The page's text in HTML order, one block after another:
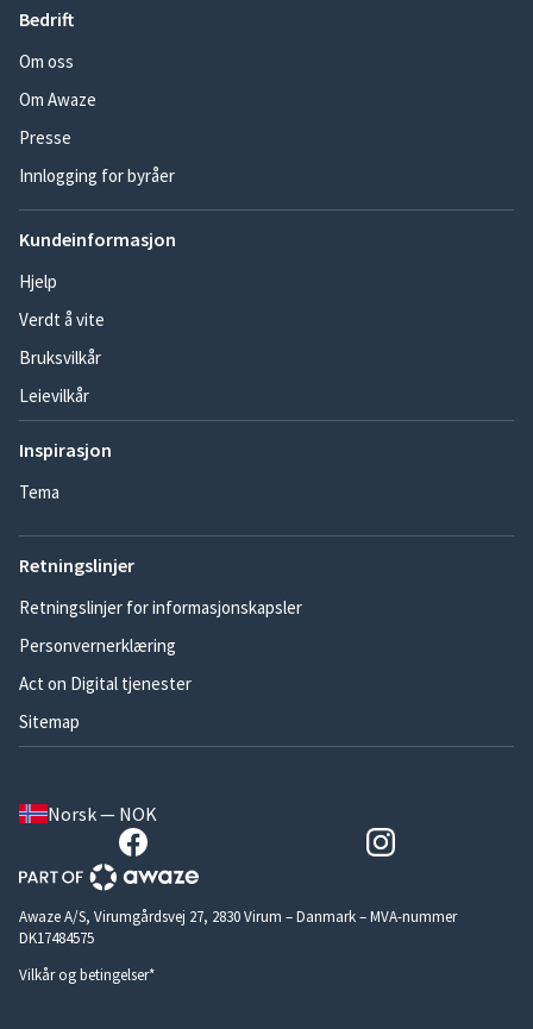
Bedrift
Om oss
Om Awaze
Presse
Innlogging for byråer
Kundeinformasjon
Hjelp
Verdt å vite
Bruksvilkår
Leievilkår
Inspirasjon
Tema
Retningslinjer
Retningslinjer for informasjonskapsler
Personvernerklæring
Act on Digital tjenester
Sitemap
Norsk — NOK
Awaze A/S, Virumgårdsvej 27, 2830 Virum – Danmark – MVA-nummer
DK17484575
Vilkår og betingelser*